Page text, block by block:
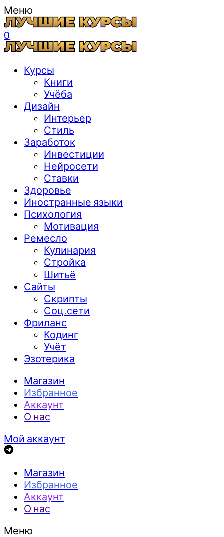
Меню
0
Курсы
Книги
Учёба
Дизайн
Интерьер
Стиль
Заработок
Инвестиции
Нейросети
Ставки
Здоровье
Иностранные языки
Психология
Мотивация
Ремесло
Кулинария
Стройка
Шитьё
Сайты
Скрипты
Соц.сети
Фриланс
Кодинг
Учёт
Эзотерика
Магазин
Избранное
Аккаунт
О нас
Мой аккаунт
Магазин
Избранное
Аккаунт
О нас
Меню